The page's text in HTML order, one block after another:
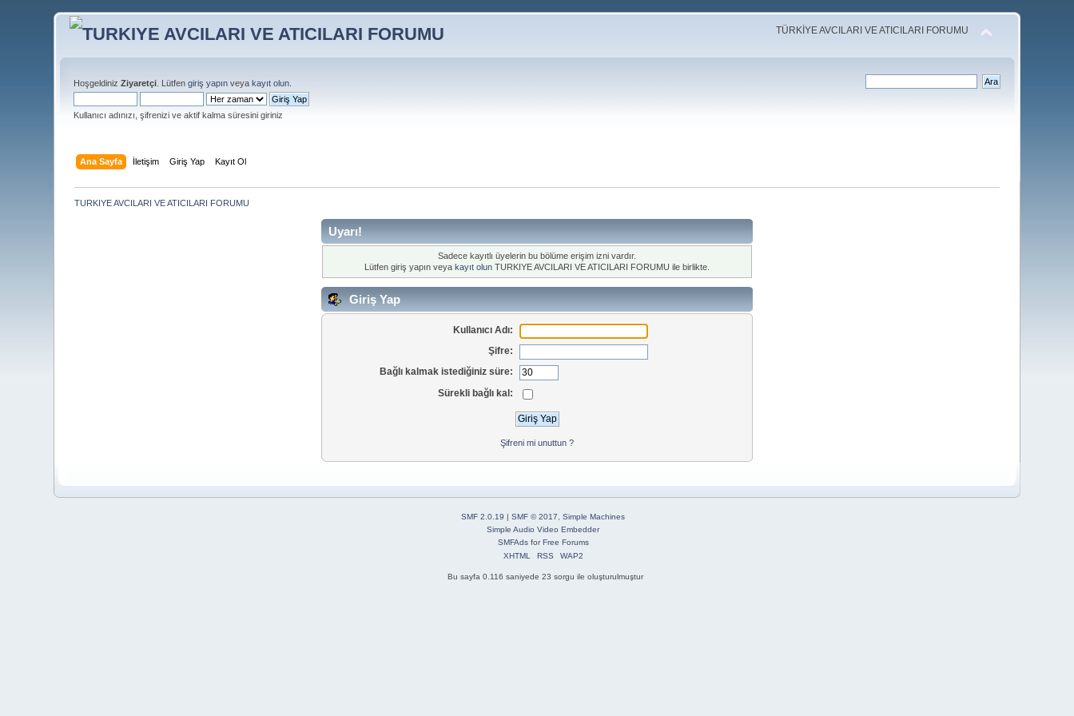
TÜRKİYE AVCILARI VE ATICILARI FORUMU
HoşgeldinizZiyaretçi . Lütfengiriş yapın veyakayıt olun
Kullanıcı adınızı, şifrenizi ve aktif kalma süresini giriniz
Ana Sayfa İletişim Giriş Yap Kayıt Ol
TURKIYE AVCILARI VE ATICILARI FORUMU
Uyarı!
Sadece kayıtlı üyelerin bu bölüme erişim izni vardır.
Lütfen giriş yapın veya kayıt olun TURKIYE AVCILARI VE ATICILARI FORUMU ile birlikte.
Giriş Yap
Kullanıcı Adı:
Şifre:
Bağlı kalmak istediğiniz süre:
Sürekli bağlı kal:
Şifreni mi unuttun ?
SMF 2.0.19 | SMF © 2017
Simple Machines
Simple Audio Video Embedder
SMFAdsforFree Forums
XHTML
RSS WAP2
Bu sayfa 0.116 saniyede 23 sorgu ile oluşturulmuştur